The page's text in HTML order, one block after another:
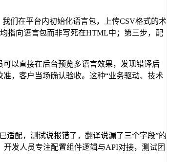
们在平台内初始化语言包，上传CSV格式的术
指向语言包而非写死在HTML中；第三步，配
以直接在后台预览多语言效果，发现错译后
，客户当场确认验收。这种“业务驱动、技术
适配，测试说报错了，翻译说漏了三个字段”的
发人员专注配置组件逻辑与API对接，测试团